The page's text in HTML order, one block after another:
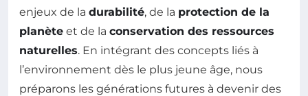
enjeux de la durabilité, de la protection de la
planète et de la conservation des ressources
naturelles. En intégrant des concepts liés à
l’environnement dès le plus jeune âge, nous
préparons les générations futures à devenir des